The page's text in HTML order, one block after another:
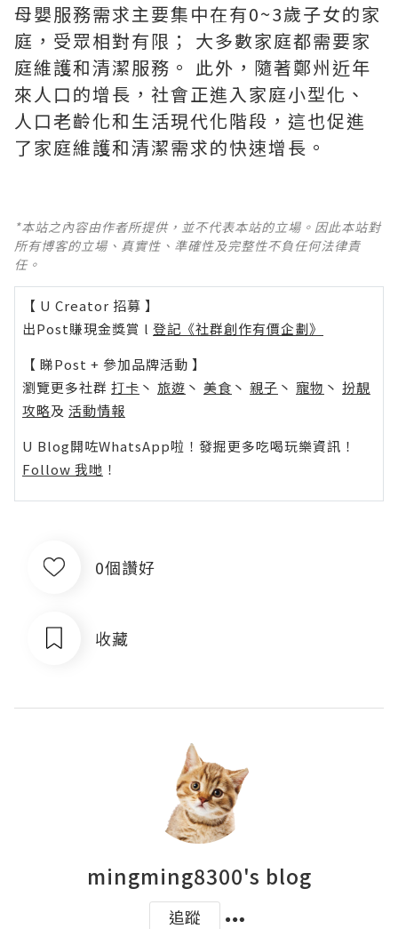
母嬰服務需求主要集中在有0~3歲子女的家
庭，受眾相對有限； 大多數家庭都需要家
庭維護和清潔服務。 此外，隨著鄭州近年
來人口的增長，社會正進入家庭小型化、
人口老齡化和生活現代化階段，這也促進
了家庭維護和清潔需求的快速增長。
*本站之內容由作者所提供，並不代表本站的立場。因此本站對
所有博客的立場、真實性、準確性及完整性不負任何法律責
任。
【 U Creator 招募 】
出Post賺現金獎賞 l 登記《社群創作有價企劃》
【 睇Post + 參加品牌活動 】
瀏覽更多社群 打卡 丶 旅遊 丶 美食 丶 親子 丶 寵物 丶 扮靚
攻略及 活動情報
U Blog開咗WhatsApp啦！發掘更多吃喝玩樂資訊！
Follow 我哋 ！
0個讚好
收藏
mingming8300's blog
追蹤